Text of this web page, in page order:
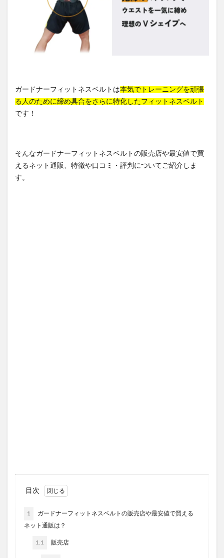
ガードナーフィットネスベルトは本気でトレーニングを頑張
る人のために締め具合をさらに特化したフィットネスベルト
です！
そんなガードナーフィットネスベルトの販売店や最安値で買
えるネット通販、特徴や口コミ・評判についてご紹介しま
す。
目次
1
ガードナーフィットネスベルトの販売店や最安値で買える
ネット通販は？
1.1 販売店